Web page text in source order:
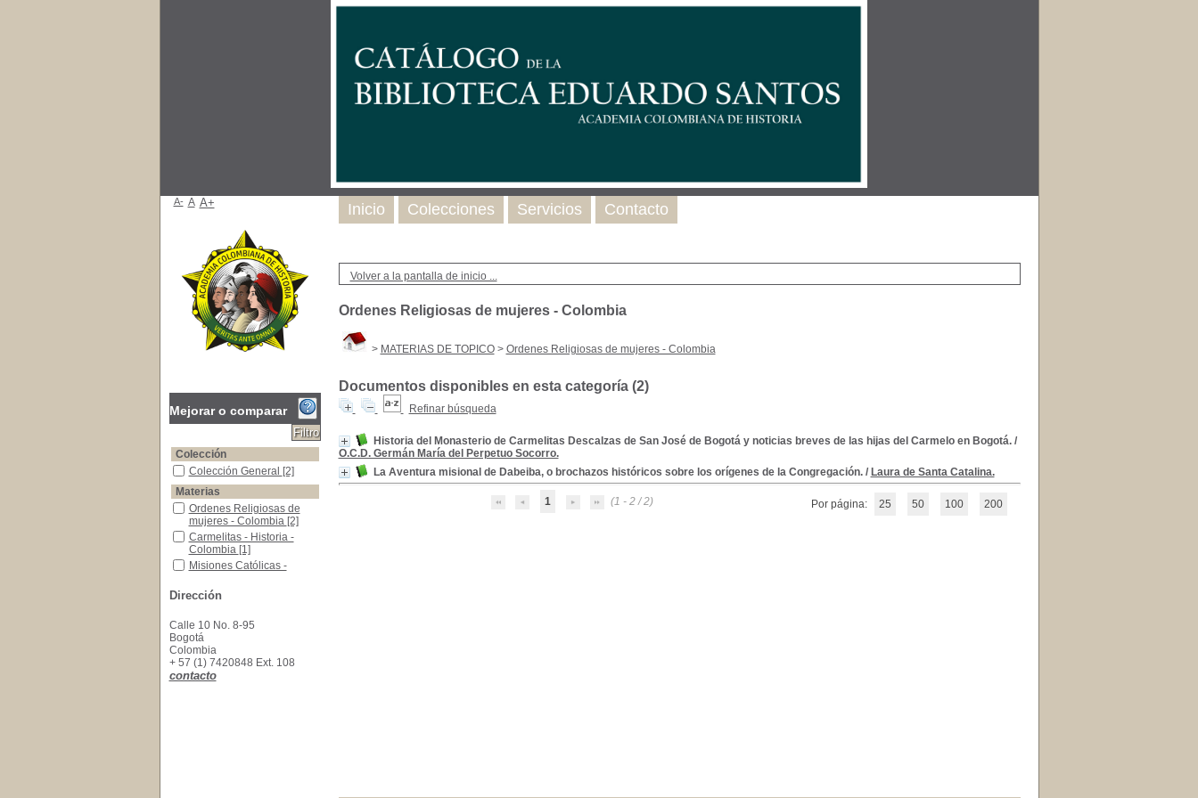
Volver a la pantalla de inicio ...
Ordenes Religiosas de mujeres - Colombia
> MATERIAS DE TOPICO> Ordenes Religiosas de mujeres - Colombia
Documentos disponibles en esta categoría (2)
Refinar búsqueda
Historia del Monasterio de Carmelitas Descalzas de San José de Bogotá y noticias breves de las hijas del Carmelo en Bogotá./
O.C.D. Germán María del Perpetuo Socorro.
La Aventura misional de Dabeiba, o brochazos históricos sobre los orígenes de la Congregación./ Laura de Santa Catalina.
1 (1 - 2 / 2) Por página: 25 50 100 200
Inicio Colecciones Servicios Contacto
A- A A+
Mejorar o comparar
Colección
Colección General
Colección General [2]
Materias
Ordenes Religiosas de mujeres - Colombia
Ordenes Religiosas de
mujeres - Colombia [2]
Carmelitas - Historia - Colombia
Carmelitas - Historia -
Colombia [1]
Misiones Católicas - Colombia
Misiones Católicas -
Dirección
Calle 10 No. 8-95
Bogotá
Colombia
+ 57 (1) 7420848 Ext. 108
contacto